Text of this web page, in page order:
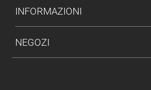
INFORMAZIONI
NEGOZI